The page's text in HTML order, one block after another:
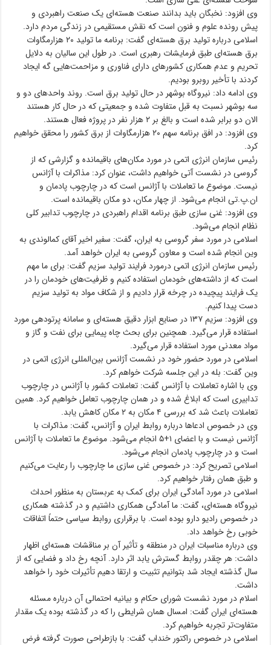
وی افزود: نخبگان باید بدانند صنعت هسته‌ای یک صنعت راهبردی و
پیش رونده علوم و فنون است که نقش مستقیمی در زندگی مردم دارد.
اسلامی درباره تولید برق هسته‌ای گفت: برنامه ما تولید ۲۰ هزارمگاوات
برق هسته‌ای طبق فرمایشات رهبری است. در طول این سالیان به دلایل
تحریم و عدم همکاری کشورهای دارای فناوری و مزاحمت‌هایی گه ایجاد
کردند با تأخیر روبرو بودیم.
وی ادامه داد: نیروگاه بوشهر در حال تولید برق است. روند واحدهای دو و
سه بوشهر نسبت به قبل متفاوت شده و جمعیتی که در حال کار هستند
الان دو برابر شده است و بالغ بر ۲ هزار نفر در پروژه فعال هستند.
وی افزود: در افق برنامه سهم ۲۰ هزارمگاوات از برق کشور را محقق خواهیم
کرد.
رئیس سازمان انرژی اتمی در مورد مکان‌های باقیمانده و گزارشی که از
گروسی در نشست آتی خواهیم داشت، عنوان کرد: مذاکرات با آژانس
نیست. موضوع ما تعاملات با آژانس است که در چارچوب پادمان و
ان.پ.تی انجام می‌شود. از چهار مکان، دو مکان باقیمانده است.
وی افزود: غنی سازی طبق برنامه اقدام راهبردی در چارچوب تدابیر کلی
نظام انجام می‌شود.
اسلامی در مورد سفر گروسی به ایران، گفت: سفیر اخیر آقای کمالوندی به
وین انجام شده است و معاون گروسی به ایران خواهد آمد.
رئیس سازمان انرژی اتمی درمورد فرایند تولید سزیم گفت: برای ما مهم
است که از داشته‌های خودمان استفاده کنیم و ظرفیت‌های خودمان را در
یک فرایند پیچیده در چرخه قرار دادیم و از شکاف مواد به تولید سزیم
دست پیدا کنیم.
وی افزود: سزیم ۱۳۷ در صنایع ابزار دقیق هسته‌ای و سامانه پرتودهی مورد
استفاده قرار می‌گیرد. همچنین برای بحث چاه پیمایی برای نفت و گاز و
مواد معدنی مورد استفاده قرار می‌گیرد.
اسلامی در مورد حضور خود در نشست آژانس بین‌المللی انرژی اتمی در
وین گفت: بله در این جلسه شرکت خواهم کرد.
وی با اشاره تعاملات با آژانس گفت: تعاملات کشور با آژانس در چارچوب
تدابیری است که ابلاغ شده و در همان چارچوب تعامل خواهیم کرد. همین
تعاملات باعث شد که بررسی ۴ مکان به ۲ مکان کاهش یابد.
وی در خصوص ادعاها درباره روابط ایران و آژانس، گفت: مذاکرات با
آژانس نیست و با اعضای ۱+۵ انجام می‌شود. موضوع ما تعاملات با آژانس
است و در چارچوب پادمان انجام می‌شود.
اسلامی تصریح کرد: در خصوص غنی سازی ما چارچوب را رعایت می‌کنیم
و طبق همان رفتار خواهیم کرد.
اسلامی در مورد آمادگی ایران برای کمک به عربستان به منظور احداث
نیروگاه هسته‌ای، گفت: ما آمادگی همکاری داشتیم و در گذشته همکاری
در خصوص رادیو دارو بوده است. با برقراری روابط سیاسی حتماً اتفاقات
خوبی رخ خواهد داد.
وی درباره مناسبات ایران در منطقه و تأثیر آن بر مناقشات هسته‌ای اظهار
داشت: هر چقدر روابط گسترش یابد اثر دارد. آنچه رخ داد و فضایی که از
سال گذشته ایجاد شد بتوانیم تثبیت و ارتقا دهیم تأثیرات خود را خواهد
داشت.
اسلام در مورد نشست شورای حکام و بیانیه احتمالی آن درباره مسئله
هسته‌ای ایران گفت: امسال همان شرایطی را که در گذشته بوده یک مقدار
متفاوت‌تر تجربه خواهیم کرد.
اسلامی در خصوص راکتور خنداب گفت: با بازطراحی صورت گرفته فرض